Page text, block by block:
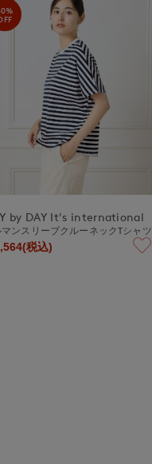
by DAY It's international
マンスリーブクルーネックTシャツ
税込)